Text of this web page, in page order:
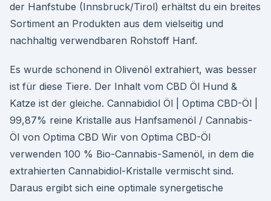
der Hanfstube (Innsbruck/Tirol) erhältst du ein breites
Sortiment an Produkten aus dem vielseitig und
nachhaltig verwendbaren Rohstoff Hanf.
Es wurde schonend in Olivenöl extrahiert, was besser
ist für diese Tiere. Der Inhalt vom CBD Öl Hund &
Katze ist der gleiche. Cannabidiol Öl | Optima CBD-Öl |
99,87% reine Kristalle aus Hanfsamenöl / Cannabis-
Öl von Optima CBD Wir von Optima CBD-Öl
verwenden 100 % Bio-Cannabis-Samenöl, in dem die
extrahierten Cannabidiol-Kristalle vermischt sind.
Daraus ergibt sich eine optimale synergetische